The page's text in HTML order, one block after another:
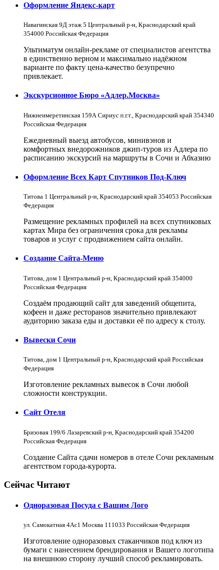
Оформление Яндекс-карт
Навагинская 9Д этаж 5 Центральный р-н, Краснодарский край
354000 Российская Федерация
Ультиматум онлайн-рекламе от специалистов агентства
в единственно верном и максимально надёжном
варианте по факту цена-качество безупречно
привлекает.
Экскурсионное Бюро «Адлер.Москва»
Нижнеимеретинская 159А Сириус п.г.т., Краснодарский край 354340
Российская Федерация
Ежедневный выезд автобусов, минивэнов и
комфортных внедорожников джип-туров из Адлера по
расписанию экскурсий на маршруты в Сочи и Абхазию
Оформление Всех Карт Спутников Под-Ключ
Титова 1 Центральный р-н, Краснодарский край 354053 Российская
Федерация
Размещение рекламных профилей на всех спутниковых
картах Мира без ограничения срока для рекламы
товаров и услуг с продвижением сайта онлайн.
Создание Сайта-Меню
Титова, дом 1 Центральный р-н, Краснодарский край 354000
Российская Федерация
Создаём продающий сайт для заведений общепита,
кофеен и даже ресторанов значительно привлекают
аудиторию заказа еды и доставки её по адресу к столу.
Вывески Сочи
Титова, дом 1 Центральный р-н, Краснодарский край Российская
Федерация
Изготовление рекламных вывесок в Сочи любой
сложности конструкции.
Сайт Отеля
Бризовая 199/6 Лазаревский р-н, Краснодарский край 354200
Российская Федерация
Создание Сайта сдачи номеров в отеле Сочи рекламным
агентством города-курорта.
Сейчас Читают
Одноразовая Посуда с Вашим Лого
ул. Самокатная 4Ас1 Москва 111033 Российская Федерация
Изготовление одноразовых стаканчиков под ключ из
бумаги с нанесением брендирования и Вашего логотипа
на внешнюю сторону лучший способ рекламировать.